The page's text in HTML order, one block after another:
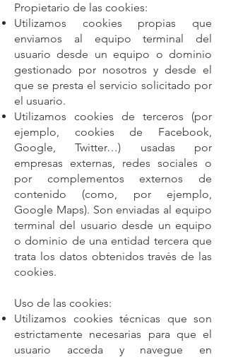
Propietario de las cookies:
Utilizamos cookies propias que
enviamos al equipo terminal del
usuario desde un equipo o dominio
gestionado por nosotros y desde el
que se presta el servicio solicitado por
el usuario.
Utilizamos cookies de terceros (por
ejemplo, cookies de Facebook,
Google, Twitter…) usadas por
empresas externas, redes sociales o
por complementos externos de
contenido (como, por ejemplo,
Google Maps). Son enviadas al equipo
terminal del usuario desde un equipo
o dominio de una entidad tercera que
trata los datos obtenidos través de las
cookies.
Uso de las cookies:
Utilizamos cookies técnicas que son
estrictamente necesarias para que el
usuario acceda y navegue en